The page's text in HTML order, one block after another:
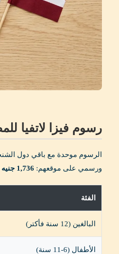
رسوم فيزا لاتفيا للمصريين
ورسمي على موقعهم: 1,736 جنيه شامل الضريبة لكل طلب
الفئة
البالغين (12 سنة فأكتر)
الأطفال (6-11 سنة)